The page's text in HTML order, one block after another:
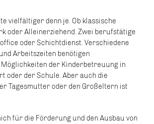
vielfältiger denn je. Ob klassische
oder Alleinerziehend. Zwei berufstätige
oder Schichtdienst. Verschiedene
Arbeitszeiten benötigen
der Kinderbetreuung in
oder der Schule. Aber auch die
Tagesmutter oder den Großeltern ist
für die Förderung und den Ausbau von